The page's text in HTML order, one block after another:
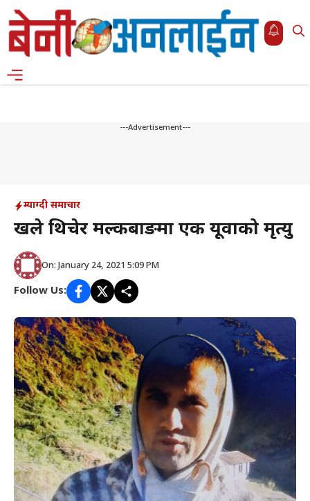
Skip
to
content
---Advertisement---
म्याग्दी समाचार
रुखले थिचेर मल्कबाङमा एक यूवाको मृत्यु
On: January 24, 2021 5:09 PM
Follow Us: